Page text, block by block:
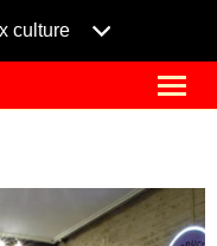
culture
fermer
le
menu